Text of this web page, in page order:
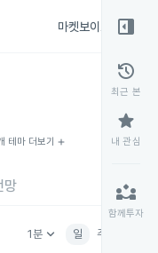
마켓보이스
테마 더보기 add
망
1분keyboard_arrow_down 일 주
right_panel_open
history
최근 본
star
내 관심
partner_exchange
함께투자